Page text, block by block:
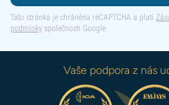
Tato stránka je chráněna reCAPTCHA a platí
podmínky společnosti Google.
Vaše podpora z nás